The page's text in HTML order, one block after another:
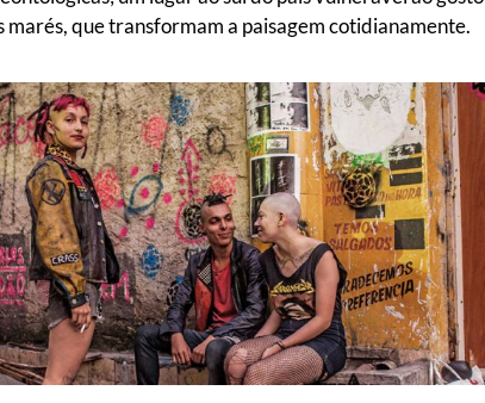
marés, que transformam a paisagem cotidianamente.